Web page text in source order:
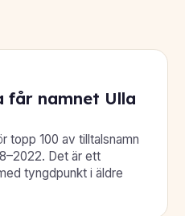
får namnet Ulla
topp 100 av tilltalsnamn
Det är ett
tyngdpunkt i äldre